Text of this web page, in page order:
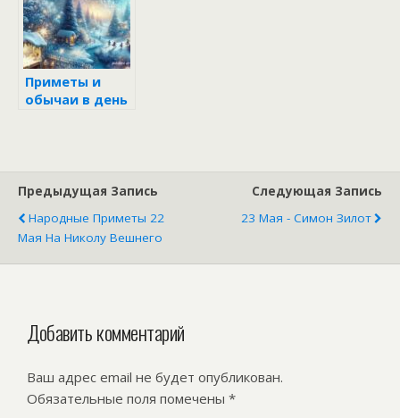
Приметы и
обычаи в день
Предыдущая Запись
Народные Приметы 22
Мая На Николу Вешнего
Следующая Запись
23 Мая - Симон Зилот
Добавить комментарий
Ваш адрес email не будет опубликован.
Обязательные поля помечены *